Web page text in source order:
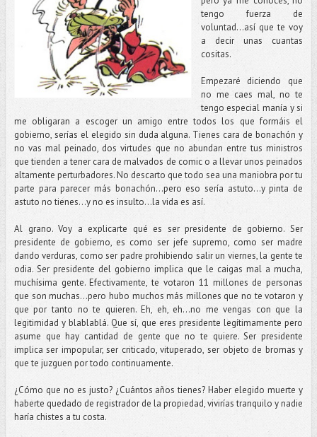
tengo fuerza de
voluntad...así que te voy
a decir unas cuantas
cositas.
Empezaré diciendo que
no me caes mal, no te
tengo especial manía y si
me obligaran a escoger un amigo entre todos los que formáis el
gobierno, serías el elegido sin duda alguna. Tienes cara de bonachón y
no vas mal peinado, dos virtudes que no abundan entre tus ministros
que tienden a tener cara de malvados de comic o a llevar unos peinados
altamente perturbadores. No descarto que todo sea una maniobra por tu
parte para parecer más bonachón…pero eso sería astuto…y pinta de
astuto no tienes...y no es insulto...la vida es así.
Al grano. Voy a explicarte qué es ser presidente de gobierno. Ser
presidente de gobierno, es como ser jefe supremo, como ser madre
dando verduras, como ser padre prohibiendo salir un viernes, la gente te
odia. Ser presidente del gobierno implica que le caigas mal a mucha,
muchísima gente. Efectivamente, te votaron 11 millones de personas
que son muchas...pero hubo muchos más millones que no te votaron y
que por tanto no te quieren. Eh, eh, eh...no me vengas con que la
legitimidad y blablablá. Que sí, que eres presidente legítimamente pero
asume que hay cantidad de gente que no te quiere. Ser presidente
implica ser impopular, ser criticado, vituperado, ser objeto de bromas y
que te juzguen por todo continuamente.
¿Cómo que no es justo? ¿Cuántos años tienes? Haber elegido muerte y
haberte quedado de registrador de la propiedad, vivirías tranquilo y nadie
haría chistes a tu costa.